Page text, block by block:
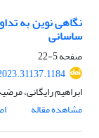
نگاهی نوین به
ساسانی
صفحه5-22
ابراهیم رایگانی،
مشاهده مقاله